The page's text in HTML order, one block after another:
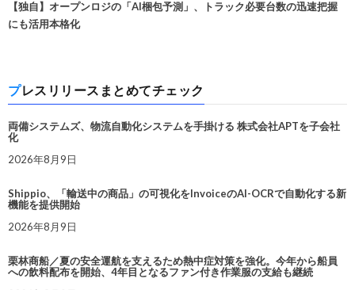
【独自】オープンロジの「AI梱包予測」、トラック必要台数の迅速把握
にも活用本格化
プレスリリースまとめてチェック
両備システムズ、物流自動化システムを手掛ける 株式会社APTを子会社
化
2026年8月9日
Shippio、「輸送中の商品」の可視化をInvoiceのAI-OCRで自動化する新
機能を提供開始
2026年8月9日
栗林商船／夏の安全運航を支えるため熱中症対策を強化。今年から船員
への飲料配布を開始、4年目となるファン付き作業服の支給も継続